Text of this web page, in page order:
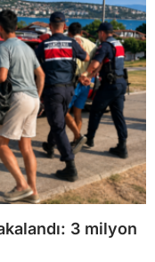
3 milyon